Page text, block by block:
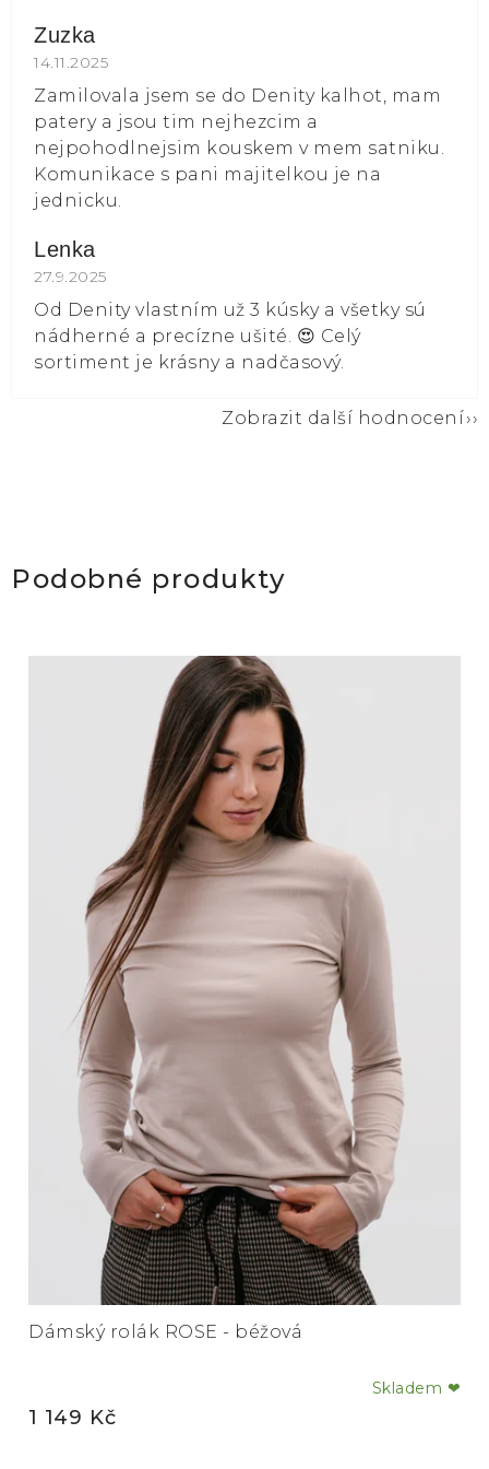
Zuzka
Hodnocení obchodu je 5 z 5 hvězdiček.
14.11.2025
Zamilovala jsem se do Denity kalhot, mam
patery a jsou tim nejhezcim a
nejpohodlnejsim kouskem v mem satniku.
Komunikace s pani majitelkou je na
jednicku.
Lenka
Hodnocení obchodu je 5 z 5 hvězdiček.
27.9.2025
Od Denity vlastním už 3 kúsky a všetky sú
nádherné a precízne ušité. 😍 Celý
sortiment je krásny a nadčasový.
Zobrazit další hodnocení
Podobné produkty
Dámský rolák ROSE - béžová
Skladem ❤
1 149 Kč